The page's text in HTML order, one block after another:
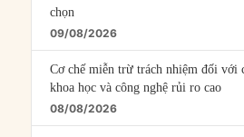
chọn
09/08/2026
Cơ chế miễn trừ trách nhiệm đối với
khoa học và công nghệ rủi ro cao
08/08/2026